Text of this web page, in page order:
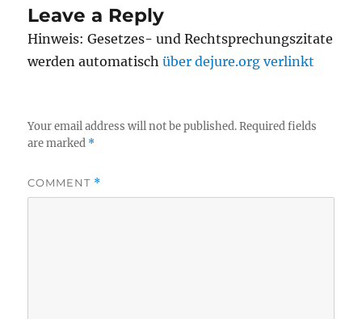
Leave a Reply
Hinweis: Gesetzes- und Rechtsprechungszitate
werden automatischüber dejure.org verlinkt
Your email address will not be published. Required fields
are marked *
COMMENT *